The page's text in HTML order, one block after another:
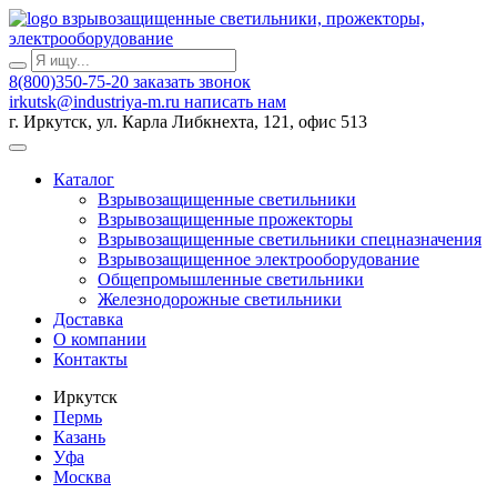
взрывозащищенные светильники, прожекторы,
электрооборудование
8(800)350-75-20 заказать звонок
irkutsk@industriya-m.ru написать нам
г. Иркутск, ул. Карла Либкнехта, 121, офис 513
Каталог
Взрывозащищенные светильники
Взрывозащищенные прожекторы
Взрывозащищенные светильники спецназначения
Взрывозащищенное электрооборудование
Общепромышленные светильники
Железнодорожные светильники
Доставка
О компании
Контакты
Иркутск
Пермь
Казань
Уфа
Москва